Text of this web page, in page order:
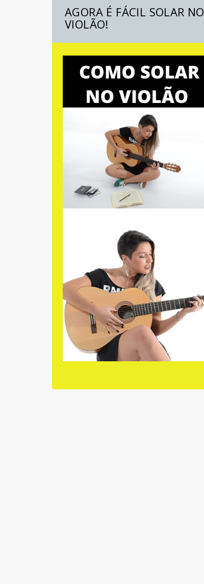
AGORA É FÁCIL SOLAR NO
VIOLÃO!